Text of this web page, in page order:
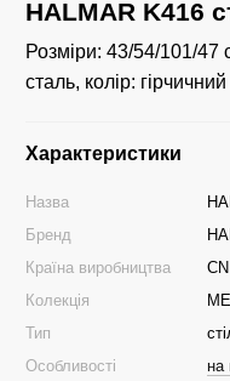
HALMAR K416
Розміри: 43/54/101/47
сталь, колір:
Характеристики
Назва
Бренд
Країна виробництва
CN
Колекція
Тип
Особливості
на